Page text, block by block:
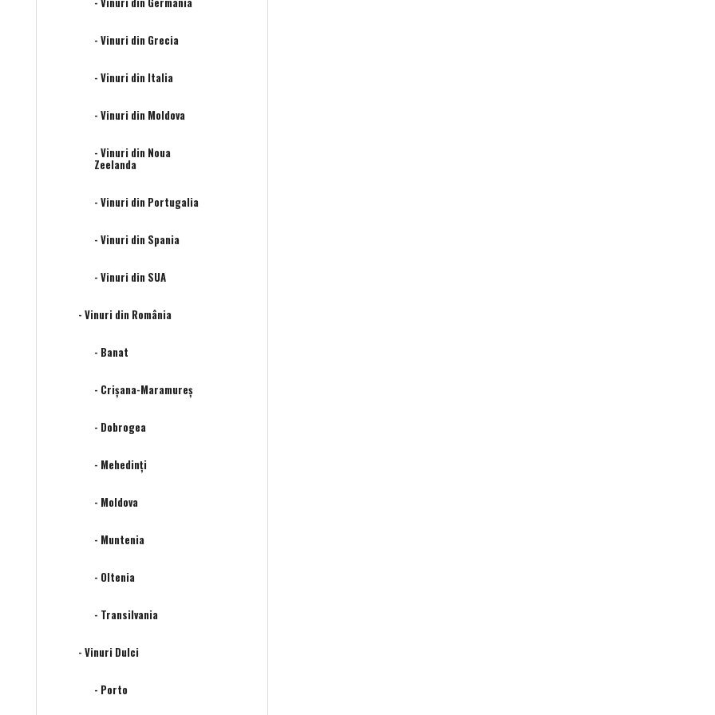
- Vinuri din Grecia
- Vinuri din Italia
- Vinuri din Moldova
- Vinuri din Noua
Zeelanda
- Vinuri din Portugalia
- Vinuri din Spania
- Vinuri din SUA
- Vinuri din România
- Banat
- Crișana-Maramureș
- Dobrogea
- Mehedinţi
- Moldova
- Muntenia
- Oltenia
- Transilvania
- Vinuri Dulci
- Porto